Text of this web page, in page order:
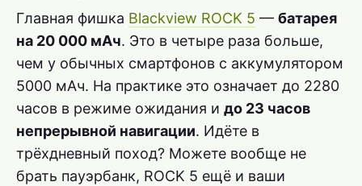
Главная фишка Blackview ROCK 5 — батарея
на 20 000 мАч. Это в четыре раза больше,
чем у обычных смартфонов с аккумулятором
5000 мАч. На практике это означает до 2280
часов в режиме ожидания и до 23 часов
непрерывной навигации. Идёте в
трёхдневный поход? Можете вообще не
брать пауэрбанк, ROCK 5 ещё и ваши